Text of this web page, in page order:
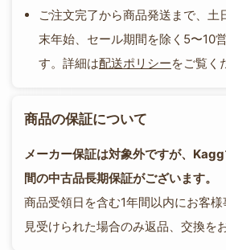
ご注文完了から商品発送まで、土
末年始、セール期間を除く5〜10
す。詳細は配送ポリシーをご覧く
商品の保証について
メーカー保証は対象外ですが、
間の中古品長期保証がございます。
商品受領日を含む1年間以内にお客
見受けられた場合のみ返品、交換を